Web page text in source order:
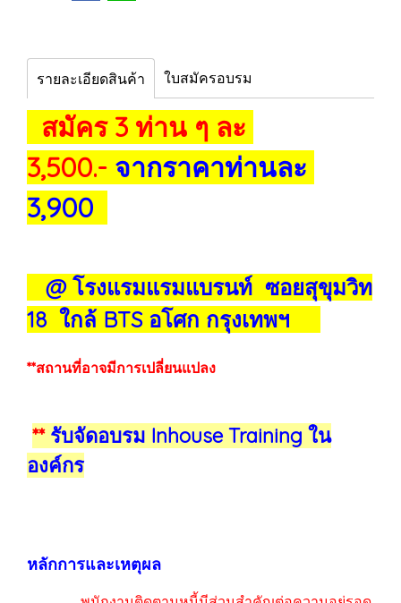
รายละเอียดสินค้า ใบสมัครอบรม
สมัคร 3 ท่าน ๆ ละ
3,500.- จากราคาท่านละ
3,900
@ โรงแรมแรมแบรนท์ ซอยสุขุมวิท
18 ใกล้ BTS อโศก กรุงเทพฯ
**สถานที่อาจมีการเปลี่ยนแปลง
**รับจัดอบรม Inhouse Training ใน
องค์กร
หลักการและเหตุผล